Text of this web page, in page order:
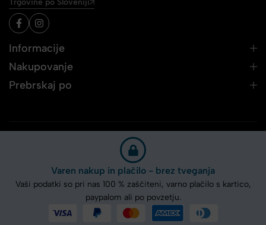
Trgovine po Sloveniji
Informacije
Nakupovanje
Prebrskaj po
Varen nakup in plačilo - brez tveganja
Vaši podatki so pri nas 100 % zaščiteni, varno plačilo s kartico,
paypalom ali po povzetju.